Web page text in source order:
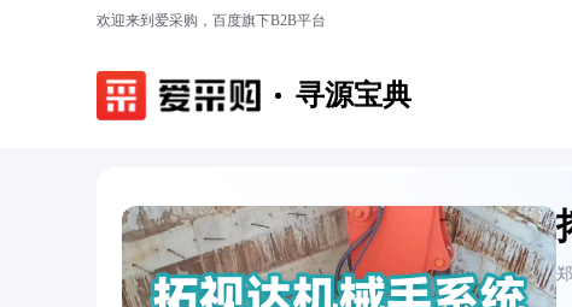
欢迎来到爱采购，百度旗下B2B平台
寻源宝典